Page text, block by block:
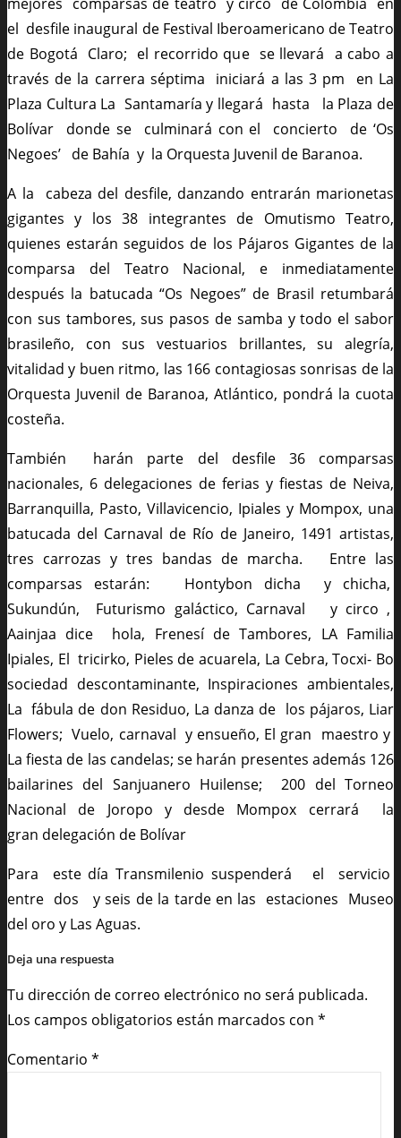
el desfile inaugural de Festival Iberoamericano de Teatro
de Bogotá Claro; el recorrido que se llevará a cabo a
través de la carrera séptima iniciará a las 3 pm en La
Plaza Cultura La Santamaría y llegará hasta la Plaza de
Bolívar donde se culminará con el concierto de ‘Os
Negoes’ de Bahía y la Orquesta Juvenil de Baranoa.
A la cabeza del desfile, danzando entrarán marionetas
gigantes y los 38 integrantes de Omutismo Teatro,
quienes estarán seguidos de los Pájaros Gigantes de la
comparsa del Teatro Nacional, e inmediatamente
después la batucada “Os Negoes” de Brasil retumbará
con sus tambores, sus pasos de samba y todo el sabor
brasileño, con sus vestuarios brillantes, su alegría,
vitalidad y buen ritmo, las 166 contagiosas sonrisas de la
Orquesta Juvenil de Baranoa, Atlántico, pondrá la cuota
costeña.
También harán parte del desfile 36 comparsas
nacionales, 6 delegaciones de ferias y fiestas de Neiva,
Barranquilla, Pasto, Villavicencio, Ipiales y Mompox, una
batucada del Carnaval de Río de Janeiro, 1491 artistas,
tres carrozas y tres bandas de marcha. Entre las
comparsas estarán: Hontybon dicha y chicha,
Sukundún, Futurismo galáctico, Carnaval y circo ,
Aainjaa dice hola, Frenesí de Tambores, LA Familia
Ipiales, El tricirko, Pieles de acuarela, La Cebra, Tocxi- Bo
sociedad descontaminante, Inspiraciones ambientales,
La fábula de don Residuo, La danza de los pájaros, Liar
Flowers; Vuelo, carnaval y ensueño, El gran maestro y
La fiesta de las candelas; se harán presentes además 126
bailarines del Sanjuanero Huilense; 200 del Torneo
Nacional de Joropo y desde Mompox cerrará la
gran delegación de Bolívar
Para este día Transmilenio suspenderá el servicio
entre dos y seis de la tarde en las estaciones Museo
del oro y Las Aguas.
Deja una respuesta
Tu dirección de correo electrónico no será publicada.
Los campos obligatorios están marcados con *
Comentario *